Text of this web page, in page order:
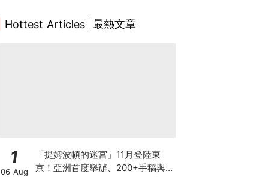
Hottest Articles 最熱文章
1
06 Aug
「提姆波頓的迷宮」11月登陸東
京！亞洲首度舉辦、200+手稿與